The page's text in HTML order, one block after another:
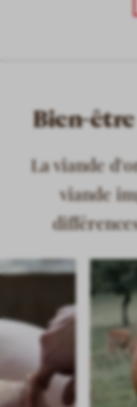
Bien-
La viande
viande